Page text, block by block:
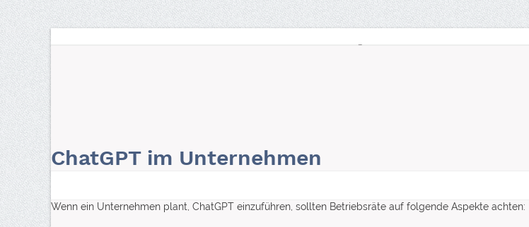
Skip
to
content
ChatGPT im Unternehmen
Wenn ein Unternehmen plant, ChatGPT einzuführen, sollten Betriebsräte auf folgende Aspekte achten: